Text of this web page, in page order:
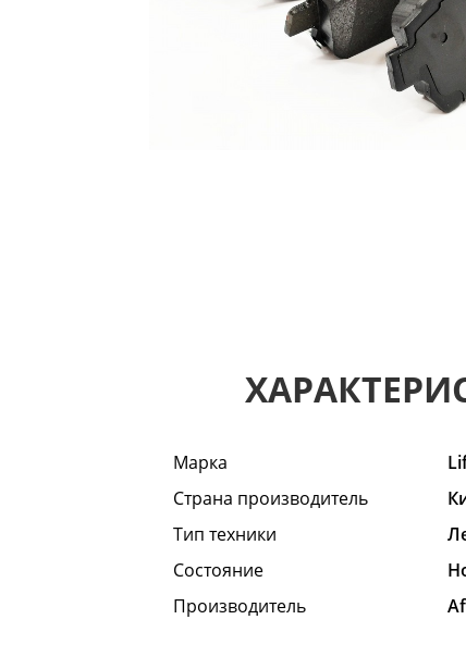
Марка
Страна производитель
Тип техники
Состояние
Производитель